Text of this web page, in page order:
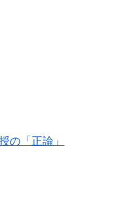
の「正論」